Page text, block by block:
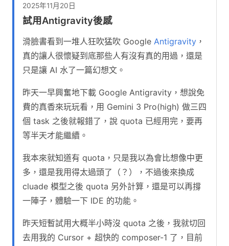
2025年11月20日
試用Antigravity後感
滑臉書看到一堆人狂吹猛吹 Google Antigravity ，
真的讓人很懷疑到底那些人有沒有真的用過，還是
只是讓 AI 水了一篇幻想文。
昨天一早興奮地下載 Google Antigravity，想說免
費的真香來玩玩看，用 Gemini 3 Pro(high) 做三四
個 task 之後就報錯了，說 quota 已經用完，要再
等半天才能繼續。
我本來就知道有 quota，只是我以為會比想像中更
多，還是我用得太過頭了（？），不過後來換成
cluade 模型之後 quota 另外計算，還是可以再撐
一陣子，體驗一下 IDE 的功能。
昨天短暫試用大概半小時沒 quota 之後，我就切回
去用我的 Cursor + 超快的 composer-1 了，目前